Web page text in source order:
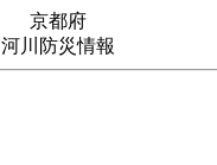
京都府
河川防災情報